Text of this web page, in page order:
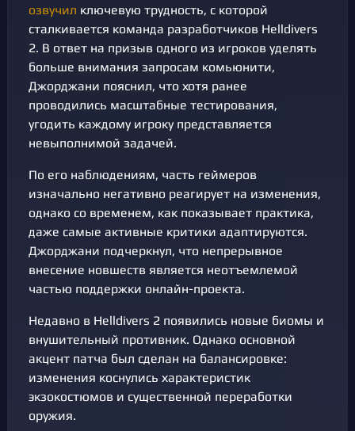
озвучил ключевую трудность, с которой
сталкивается команда разработчиков Helldivers
2. В ответ на призыв одного из игроков уделять
больше внимания запросам комьюнити,
Джорджани пояснил, что хотя ранее
проводились масштабные тестирования,
угодить каждому игроку представляется
невыполнимой задачей.
По его наблюдениям, часть геймеров
изначально негативно реагирует на изменения,
однако со временем, как показывает практика,
даже самые активные критики адаптируются.
Джорджани подчеркнул, что непрерывное
внесение новшеств является неотъемлемой
частью поддержки онлайн-проекта.
Недавно в Helldivers 2 появились новые биомы и
внушительный противник. Однако основной
акцент патча был сделан на балансировке:
изменения коснулись характеристик
экзокостюмов и существенной переработки
оружия.